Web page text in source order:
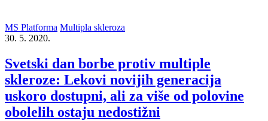
MS Platforma Multipla skleroza
30. 5. 2020.
Svetski dan borbe protiv multiple
skleroze: Lekovi novijih generacija
uskoro dostupni, ali za više od polovine
obolelih ostaju nedostižni